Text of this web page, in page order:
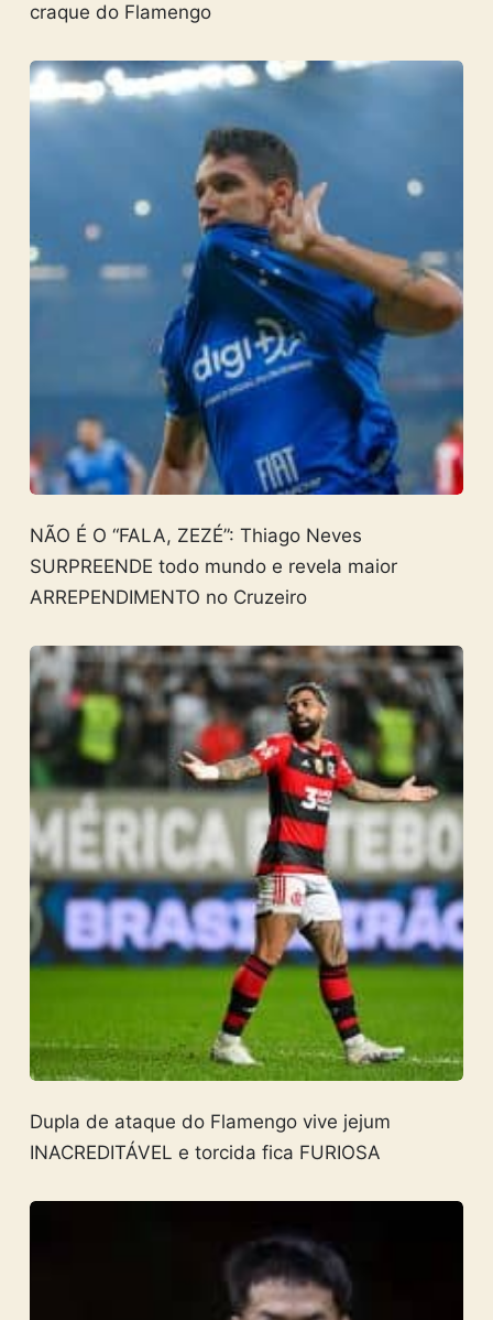
craque do Flamengo
NÃO É O “FALA, ZEZÉ”: Thiago Neves
SURPREENDE todo mundo e revela maior
ARREPENDIMENTO no Cruzeiro
Dupla de ataque do Flamengo vive jejum
INACREDITÁVEL e torcida fica FURIOSA